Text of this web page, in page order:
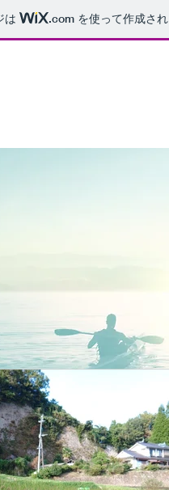
は .com を使って作成さ